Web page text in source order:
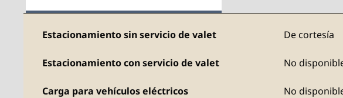
Estacionamiento sin servicio de valet De cortesía
Estacionamiento con servicio de valet No
Carga para vehículos eléctricos No